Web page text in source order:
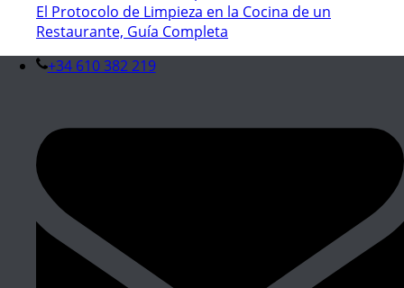
El Protocolo de Limpieza en la Cocina de un
Restaurante, Guía Completa
+34 610 382 219